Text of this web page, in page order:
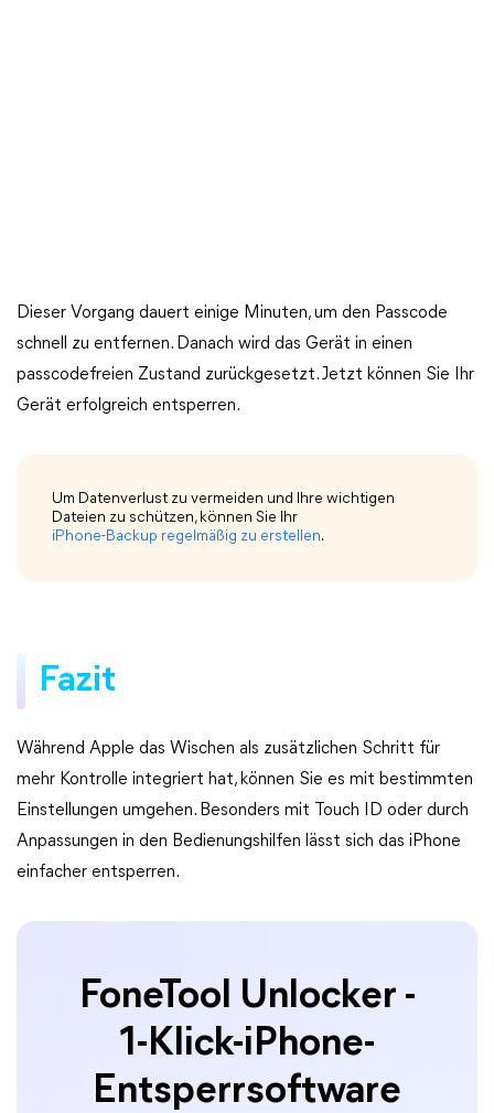
Dieser Vorgang dauert einige Minuten, um den Passcode
schnell zu entfernen. Danach wird das Gerät in einen
passcodefreien Zustand zurückgesetzt. Jetzt können Sie Ihr
Gerät erfolgreich entsperren.
Um Datenverlust zu vermeiden und Ihre wichtigen
Dateien zu schützen, können Sie Ihr
iPhone-Backup regelmäßig zu erstellen.
Fazit
Während Apple das Wischen als zusätzlichen Schritt für
mehr Kontrolle integriert hat, können Sie es mit bestimmten
Einstellungen umgehen. Besonders mit Touch ID oder durch
Anpassungen in den Bedienungshilfen lässt sich das iPhone
einfacher entsperren.
FoneTool Unlocker -
1-Klick-iPhone-
Entsperrsoftware